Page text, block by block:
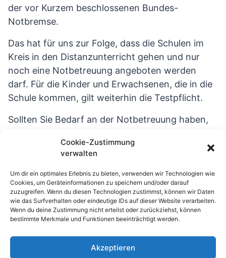
Cookie-Zustimmung
verwalten
Um dir ein optimales Erlebnis zu bieten, verwenden wir Technologien wie
Cookies, um Geräteinformationen zu speichern und/oder darauf
zuzugreifen. Wenn du diesen Technologien zustimmst, können wir Daten
wie das Surfverhalten oder eindeutige IDs auf dieser Website verarbeiten.
Wenn du deine Zustimmung nicht erteilst oder zurückziehst, können
bestimmte Merkmale und Funktionen beeinträchtigt werden.
Akzeptieren
der vor Kurzem beschlossenen Bundes-
Notbremse.
Das hat für uns zur Folge, dass die Schulen im
Kreis in den Distanzunterricht gehen und nur
noch eine Notbetreuung angeboten werden
darf. Für die Kinder und Erwachsenen, die in die
Schule kommen, gilt weiterhin die Testpflicht.
Sollten Sie Bedarf an der Notbetreuung haben,
Über die Klassenlehrerinnen erhalten Sie als
Organisation des Distanzunterrichts.
Wir freuen uns jetzt schon darauf, wieder alle
Kinder in der Schule begrüßen zu dürfen.